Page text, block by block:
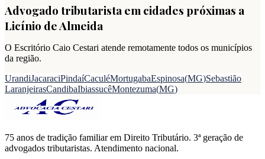
Advogado tributarista em cidades próximas a
Licínio de Almeida
O Escritório Caio Cestari atende remotamente todos os municípios
da região.
UrandiJacaraciPindaíCaculéMortugabaEspinosa(MG)Sebastião
LaranjeirasCandibaIbiassucêMontezuma(MG)
75 anos de tradição familiar em Direito Tributário. 3ª geração de
advogados tributaristas. Atendimento nacional.